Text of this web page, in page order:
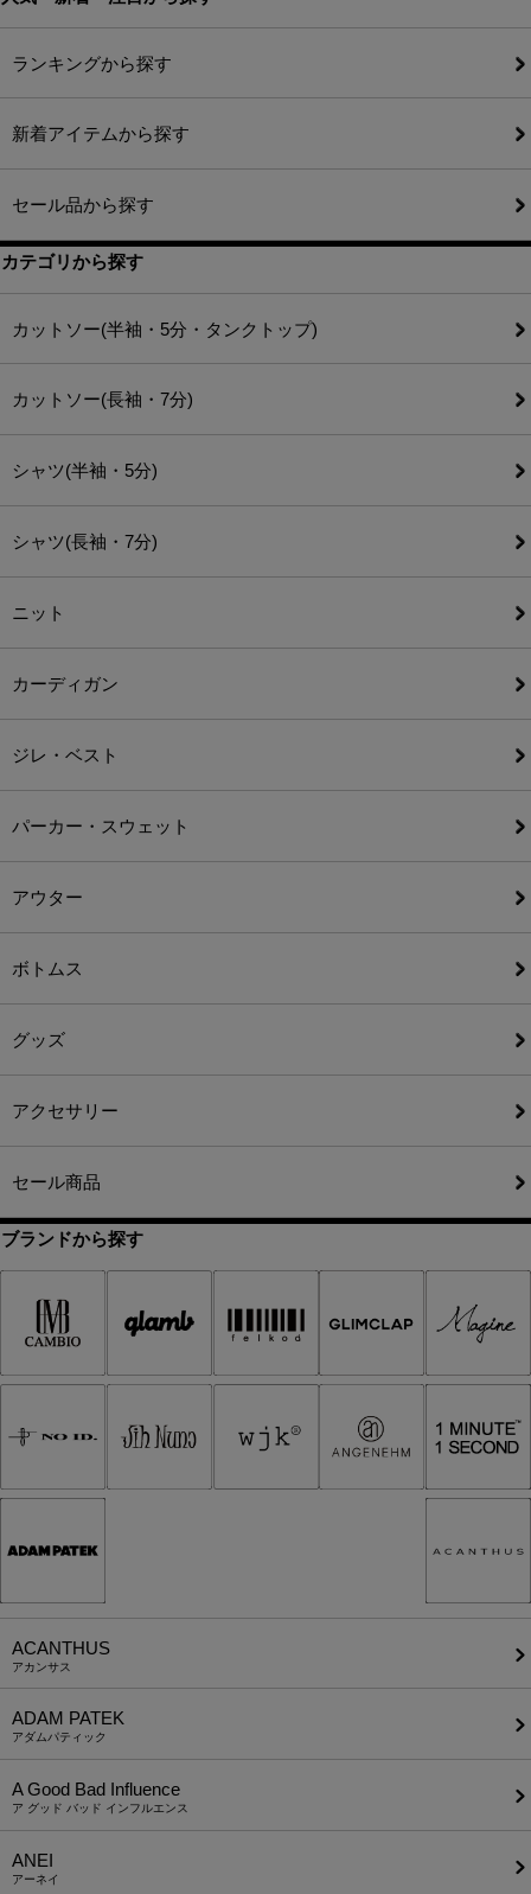
ランキングから探す
新着アイテムから探す
セール品から探す
カテゴリから探す
カットソー(半袖・5分・タンクトップ)
カットソー(長袖・7分)
シャツ(半袖・5分)
シャツ(長袖・7分)
ニット
カーディガン
ジレ・ベスト
パーカー・スウェット
アウター
ボトムス
グッズ
アクセサリー
セール商品
ブランドから探す
ACANTHUS
アカンサス
ADAM PATEK
アダムパティック
A Good Bad Influence
ア グッド バッド インフルエンス
ANEI
アーネイ